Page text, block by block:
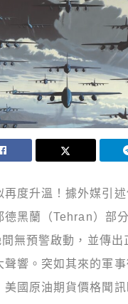
再度升溫！據外媒引
德黑蘭（Tehran）部
無預警啟動，並傳出
聲響。突如其來的軍事
美國原油期貨價格聞